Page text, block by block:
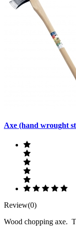
Axe (hand wrought
Review(0)
Wood chopping axe.